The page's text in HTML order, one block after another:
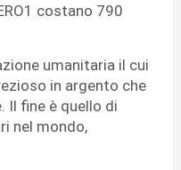
costano 790
umanitaria il cui
in argento che
Il fine è quello di
nel mondo,